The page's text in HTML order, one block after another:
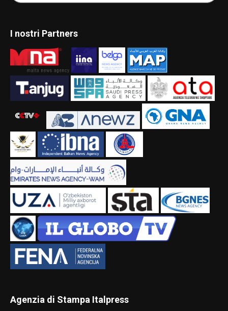
I nostri Partners
Agenzia di Stampa Italpress